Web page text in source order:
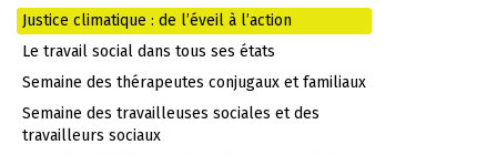
Justice climatique : de l’éveil à l’action
Le travail social dans tous ses états
Semaine des thérapeutes conjugaux et familiaux
Semaine des travailleuses sociales et des
travailleurs sociaux